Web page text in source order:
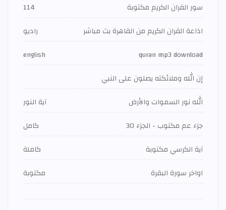
سور القران الكريم مكتوبة
114
اذاعة القران الكريم من القاهرة بث مباشر
راديو
quran mp3 download
english
إن الله وملائكته يصلون على النبي
الله نور السموات والأرض
آية النور
جزء عم مكتوب - الجزء 30
كامل
آية الكرسي مكتوبة
كاملة
اواخر سورة البقرة
مكتوبة